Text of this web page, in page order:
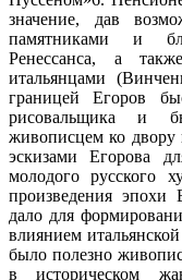
значение, дав
памятниками и
Ренессанса, а
итальянцами
границей Егоров
рисовальщика и
живописцем ко
эскизами Егорова
молодого русского
произведения эпохи
дало для
влиянием
было полезно
в историческом